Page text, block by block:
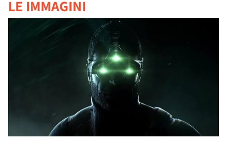
LE IMMAGINI